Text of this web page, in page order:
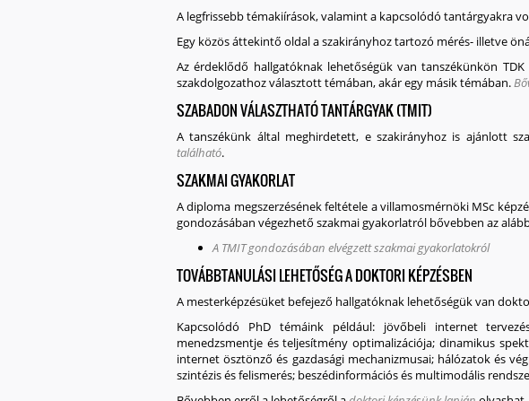
A legfrissebb témakiírások, valamint a kapcsolódó tantárgyakra
Egy közös áttekintő oldal a szakirányhoz tartozó mérés- illetve
Az érdeklődő hallgatóknak lehetőségük van tanszékünkön
szakdolgozathoz választott témában, akár egy másik témában.
SZABADON VÁLASZTHATÓ TANTÁRGYAK (TMIT)
A tanszékünk által meghirdetett, e szakirányhoz is ajánlott
található.
SZAKMAI GYAKORLAT
A diploma megszerzésének feltétele a villamosmérnöki MSc
gondozásában végezhető szakmai gyakorlatról bővebben az
A TMIT gondozásában elvégzett szakmai gyakorlatokról
TOVÁBBTANULÁSI LEHETŐSÉG A DOKTORI KÉPZÉSBEN
A mesterképzésüket befejező hallgatóknak lehetőségük van
Kapcsolódó PhD témáink például: jövőbeli internet
menedzsmentje és teljesítmény optimalizációja; dinamikus
internet ösztönző és gazdasági mechanizmusai; hálózatok és
szintézis és felismerés; beszédinformációs és multimodális